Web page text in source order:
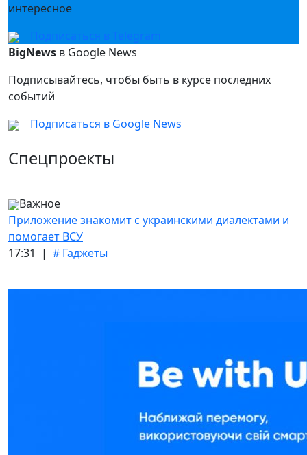
интересное
Подписаться в Telegram
BigNews в Google News
Подписывайтесь, чтобы быть в курсе последних
событий
Подписаться в Google News
Спецпроекты
Важное
Приложение знакомит с украинскими диалектами и
помогает ВСУ
17:31 | # Гаджеты